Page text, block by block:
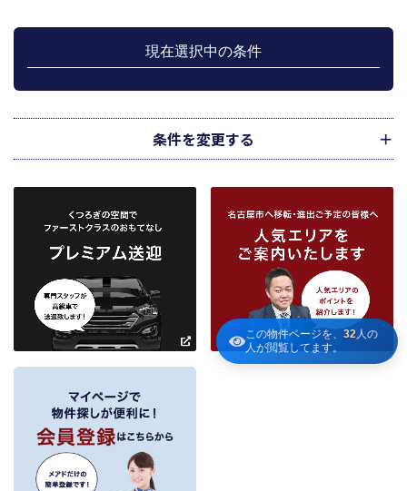
この物件ページを、 32 人の
人が閲覧してます。
上記、1.から 5.の業務に付随する、お客様にとって有用と思われる当社及び提
携先のご案内や商品の発送、関連するアフターサービス、また、管理において
のメンテナンス等の業務に関するお知らせ等に利用します。
介の依頼者に提供することがあります。
下記３記載の第三者に提供します。
当社は、当社との不動産取引に伴い賃貸物件の入居希望者様・入居者様、売買
物件の申込者様・購入者様管理もしくは媒介の委託を受けた不動産の所有者そ
の他権利者様から受領した申込書、契約書等に記載された個人情報、その他適
正な手段で入手した個人情報を有しています。
お客様との契約の履行、賃貸取引にあっては契約管理、売買取引にあっては契
約後の管理・アフターサービス実施のため利用します。
当社は、当社の他の不動産物件におけるサービスの紹介並びにお客様にとって
有用と思われる当社提携先の商品・サービス等を紹介するためのダイレクトメ
ールの発送等のために、お宮様の個人情報のうち住所、氏名、電話番号、メー
ルアドレスの情報を利用させていただきます。このための利用は、お客様から
の申し出により取り止めます。
３．個人情報の第三者への提供
当社が保有する個人情報は、お客様との契約の履行、賃貸取引にあっては契約管
理、売買取引にあっては契約後の管理・アフターサービスの実施のため、業務の
内容に応じて、氏名、住所、電話番号、生年月日、不動産物件情報、成約情報
を、書面、郵便物、電話、インターネット、電子メール、広告媒体等で次の 1.～
11.記載の第三者に提供されます。なお、お客様からの申出がありましたら、提供
現在選択中の条件
条件を変更する
市区町村 地図
から検索